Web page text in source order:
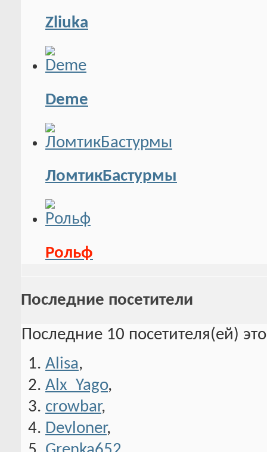
Zliuka
Deme
ЛомтикБастурмы
Рольф
Последние посетители
Последние 10 посетителя(ей)
Alisa,
Alx_Yago,
crowbar,
Devloner,